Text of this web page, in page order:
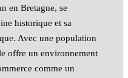
en Bretagne, se
historique et sa
Avec une population
offre un environnement
comme un